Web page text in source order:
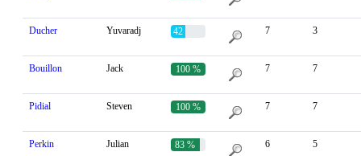
Ducher Yuvaradj 42 % 7 3
Bouillon Jack 100 % 7 7
Pidial Steven 100 % 7 7
Perkin Julian 83 % 6 5